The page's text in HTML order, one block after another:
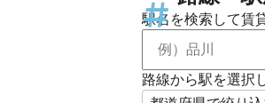
駅名を検索して賃
路線から駅を選択